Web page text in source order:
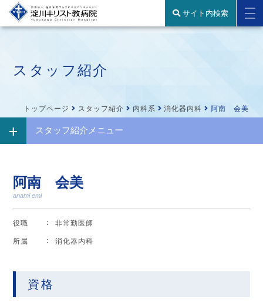
サイト内検索
スタッフ紹介
トップページ スタッフ紹介 内科系 消化器内科 阿南 会美
スタッフ紹介メニュー
阿南 会美
anami emi
役職 非常勤医師
所属 消化器内科
資格